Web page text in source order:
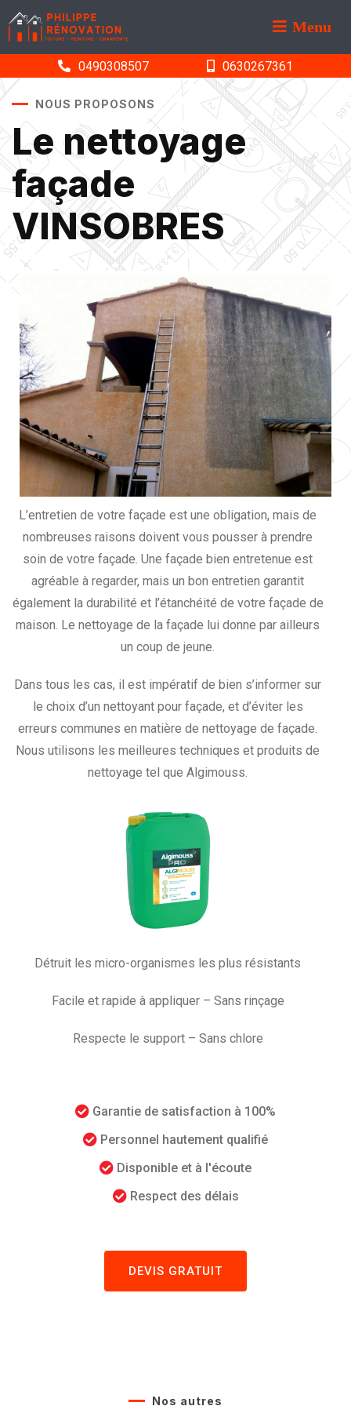
Menu
0490308507 0630267361
NOUS PROPOSONS
Le nettoyage
façade
VINSOBRES
L’entretien de votre façade est une obligation, mais de
nombreuses raisons doivent vous pousser à prendre
soin de votre façade. Une façade bien entretenue est
agréable à regarder, mais un bon entretien garantit
également la durabilité et l’étanchéité de votre façade de
maison. Le nettoyage de la façade lui donne par ailleurs
un coup de jeune.
Dans tous les cas, il est impératif de bien s’informer sur
le choix d’un nettoyant pour façade, et d’éviter les
erreurs communes en matière de nettoyage de façade.
Nous utilisons les meilleures techniques et produits de
nettoyage tel que Algimouss.
Détruit les micro-organismes les plus résistants
Facile et rapide à appliquer – Sans rinçage
Respecte le support – Sans chlore
Garantie de satisfaction à 100%
Personnel hautement qualifié
Disponible et à l'écoute
Respect des délais
DEVIS GRATUIT
Nos autres